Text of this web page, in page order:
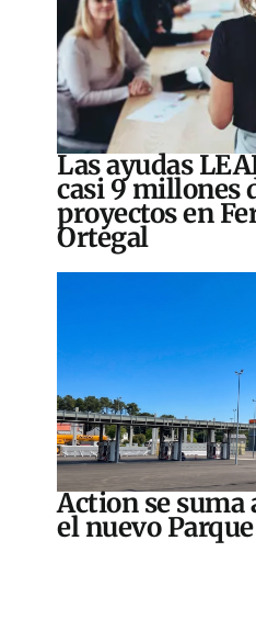
Las ayudas
casi 9 millones
proyectos en
Ortegal
Action se suma
el nuevo